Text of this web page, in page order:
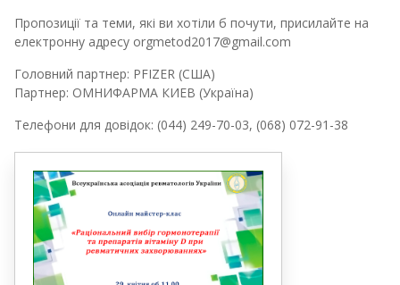
Пропозиції та теми, які ви хотіли б почути, присилайте на
електронну адресу orgmetod2017@gmail.com
Головний партнер: PFIZER (CША)
Партнер: ОМНИФАРМА КИЕВ (Україна)
Телефони для довідок: (044) 249-70-03, (068) 072-91-38